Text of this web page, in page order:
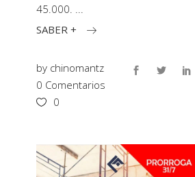
45.000.
SABER +
by chinomantz
0 Comentarios
0